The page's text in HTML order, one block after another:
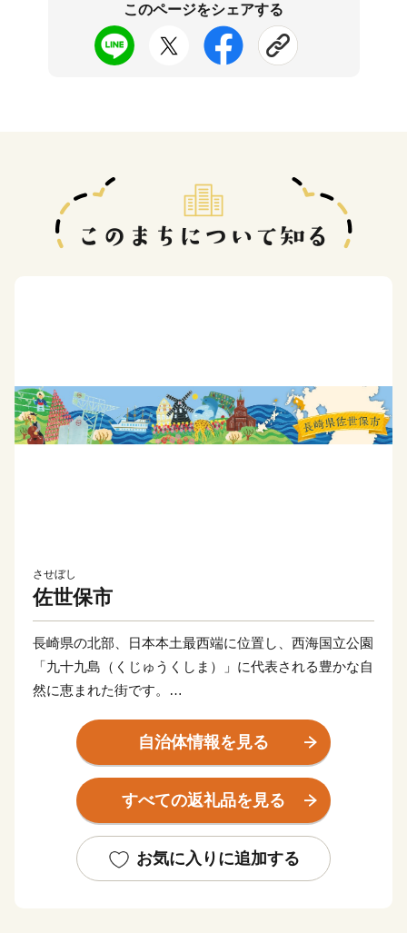
このページをシェアする
させぼし
佐世保市
長崎県の北部、日本本土最西端に位置し、西海国立公園
「九十九島（くじゅうくしま）」に代表される豊かな自
然に恵まれた街です。
なります。約1万5千年前の石器が出土し、1万2千年前
の層からは、世界最古の土器「豆粒文土器(とうりゅう
もんどき)」が出土しました。
明治初期までは、人口約4000人の半農半漁の一寒村で
公布されると急速に発展し、明治35年に「佐世保村」か
ら一挙に「佐世保市」となりました。
自治体情報を見る
すべての返礼品を見る
お気に入りに追加する